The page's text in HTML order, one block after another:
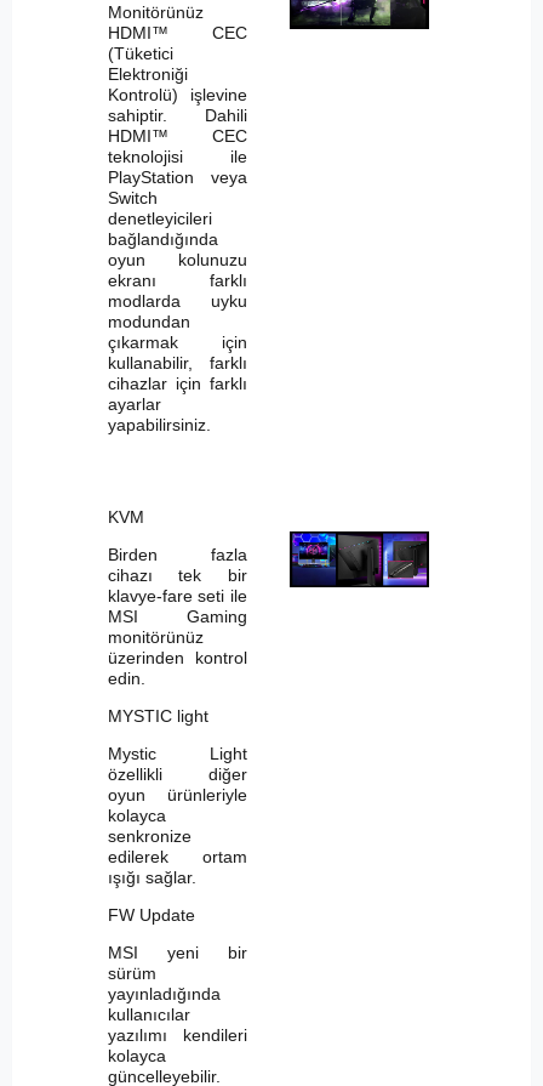
Monitörünüz
HDMI™ CEC
(Tüketici
Elektroniği
Kontrolü) işlevine
sahiptir. Dahili
HDMI™ CEC
teknolojisi ile
PlayStation veya
Switch
denetleyicileri
bağlandığında
oyun kolunuzu
ekranı farklı
modlarda uyku
modundan
çıkarmak için
kullanabilir, farklı
cihazlar için farklı
ayarlar
yapabilirsiniz.
KVM
Birden fazla
cihazı tek bir
klavye-fare seti ile
MSI Gaming
monitörünüz
üzerinden kontrol
edin.
MYSTIC light
Mystic Light
özellikli diğer
oyun ürünleriyle
kolayca
senkronize
edilerek ortam
ışığı sağlar.
FW Update
MSI yeni bir
sürüm
yayınladığında
kullanıcılar
yazılımı kendileri
kolayca
güncelleyebilir.